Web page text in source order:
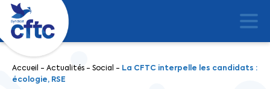
Accueil - Actualités - Social - La CFTC interpelle les candidats :
écologie, RSE